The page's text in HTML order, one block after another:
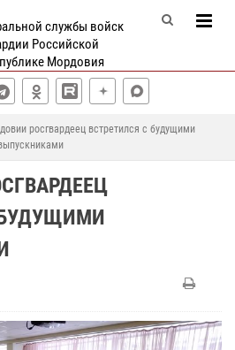
службы войск
Российской
Мордовия
росгвардеец встретился с будущими